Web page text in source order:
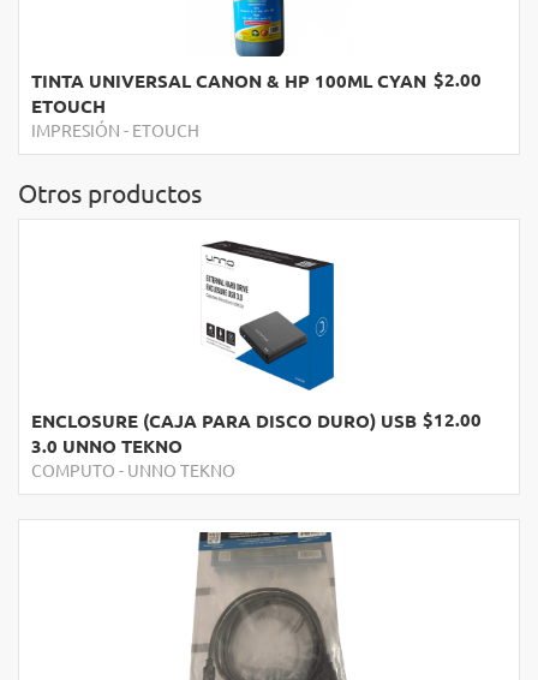
$2.00
TINTA UNIVERSAL CANON & HP 100ML CYAN
ETOUCH
IMPRESIÓN - ETOUCH
Otros productos
$12.00
ENCLOSURE (CAJA PARA DISCO DURO) USB
3.0 UNNO TEKNO
COMPUTO - UNNO TEKNO